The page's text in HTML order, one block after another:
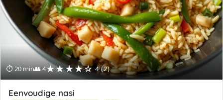
⏱ 20 min👥 4★★★★☆ 4 (2)
Eenvoudige nasi